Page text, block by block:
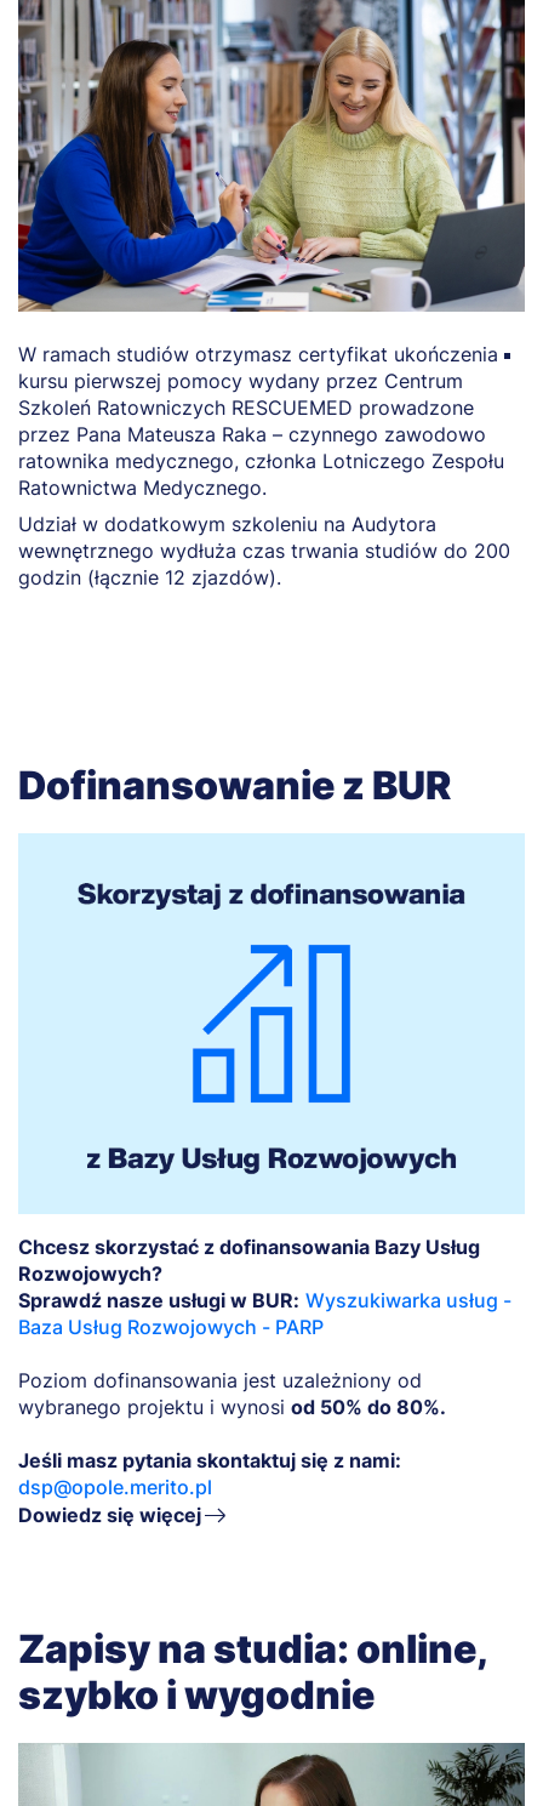
W ramach studiów otrzymasz certyfikat ukończenia
kursu pierwszej pomocy wydany przez Centrum
Szkoleń Ratowniczych RESCUEMED prowadzone
przez Pana Mateusza Raka – czynnego zawodowo
ratownika medycznego, członka Lotniczego Zespołu
Ratownictwa Medycznego.
Udział w dodatkowym szkoleniu na Audytora
wewnętrznego wydłuża czas trwania studiów do 200
godzin (łącznie 12 zjazdów).
Dofinansowanie z BUR
Chcesz skorzystać z dofinansowania Bazy Usług
Rozwojowych?
Sprawdź nasze usługi w BUR: Wyszukiwarka usług -
Baza Usług Rozwojowych - PARP
Poziom dofinansowania jest uzależniony od
wybranego projektu i wynosi od 50% do 80%.
Jeśli masz pytania skontaktuj się z nami:
dsp@opole.merito.pl
Dowiedz się więcej
Zapisy na studia: online,
szybko i wygodnie